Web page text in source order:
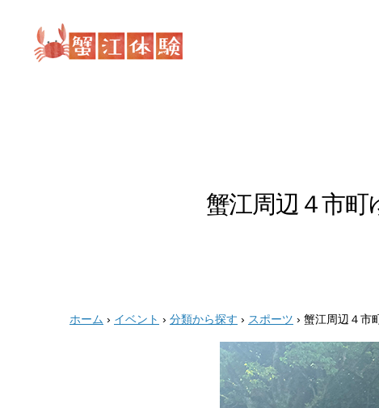
蟹江周辺４市
ホーム › イベント › 分類から探す › スポーツ › 蟹江周辺４市